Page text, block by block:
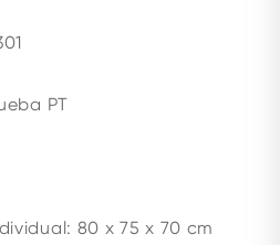
PT
80 x 75 x 70 cm